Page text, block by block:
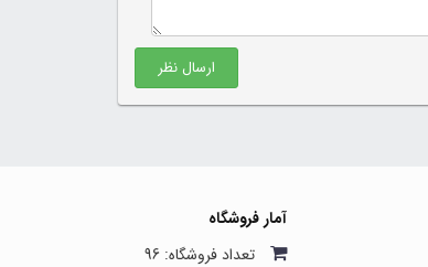
ارسال نظر
آمار فروشگاه
تعداد فروشگاه: 96